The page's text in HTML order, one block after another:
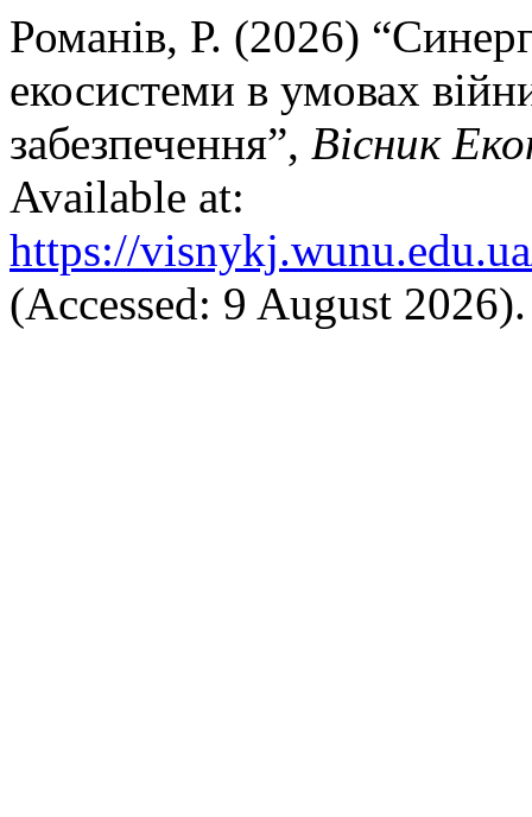
Романів, Р. (2026)
екосистеми в умовах
забезпечення”, Вісник
Available at:
https://
(Accessed: 9 August 2026).